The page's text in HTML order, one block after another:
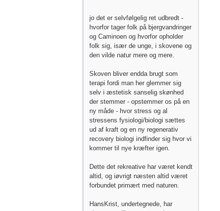
jo det er selvfølgelig ret udbredt -
hvorfor tager folk på bjergvandringer
og Caminoen og hvorfor opholder
folk sig, især de unge, i skovene og
den vilde natur mere og mere.
Skoven bliver endda brugt som
terapi fordi man her glemmer sig
selv i æstetisk sanselig skønhed
der stemmer - opstemmer os på en
ny måde - hvor stress og al
stressens fysiologi/biologi sættes
ud af kraft og en ny regenerativ
recovery biologi indfinder sig hvor vi
kommer til nye kræfter igen.
Dette det rekreative har været kendt
altid, og iøvrigt næsten altid været
forbundet primært med naturen.
HansKrist, undertegnede, har